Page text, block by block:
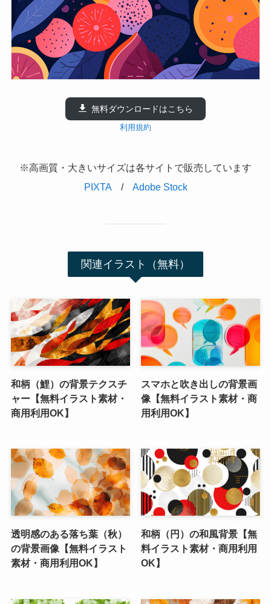
無料ダウンロードはこちら
利用規約
※高画質・大きいサイズは各サイトで販売しています
PIXTA/ Adobe Stock
関連イラスト（無料）
和柄（鯉）の背景テクスチ
ャー【無料イラスト素材・
商用利用OK】
スマホと吹き出しの背景画
像【無料イラスト素材・商
用利用OK】
透明感のある落ち葉（秋）
の背景画像【無料イラスト
素材・商用利用OK】
和柄（円）の和風背景【無
料イラスト素材・商用利用
OK】